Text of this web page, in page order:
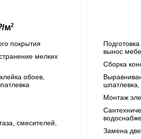
/м2
покрытия
мелких
обоев,
смесителей,
вынос
Сборка
шпатлевка,
Монтаж
Замена